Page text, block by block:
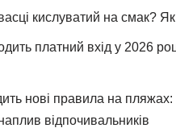
кислуватий на смак?
платний вхід у 2026
нові правила на
відпочивальників